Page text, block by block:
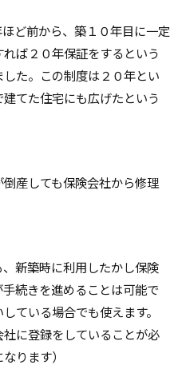
ど前から、築１０年目に一定
ば２０年保証をするという
た。この制度は２０年とい
てた住宅にも広げたという
産しても保険会社から修理
新築時に利用したかし保険
続きを進めることは可能で
ている場合でも使えます。
社に登録をしていることが必
ります）